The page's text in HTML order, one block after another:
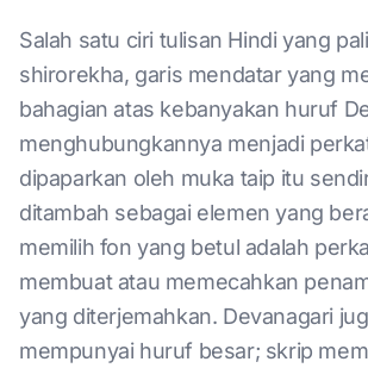
Salah satu ciri tulisan Hindi yang
shirorekha, garis mendatar yang
bahagian atas kebanyakan huruf
menghubungkannya menjadi
dipaparkan oleh muka taip itu
ditambah sebagai elemen yang
memilih fon yang betul adalah
membuat atau memecahkan
yang diterjemahkan. Devanagari
mempunyai huruf besar; skrip